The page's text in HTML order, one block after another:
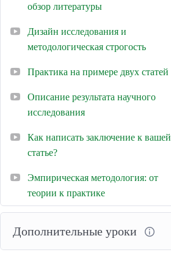
обзор литературы
Дизайн исследования и
методологическая строгость
Практика на примере двух статей
Описание результата научного
исследования
Как написать заключение к вашей
статье?
Эмпирическая методология: от
теории к практике
Дополнительные уроки